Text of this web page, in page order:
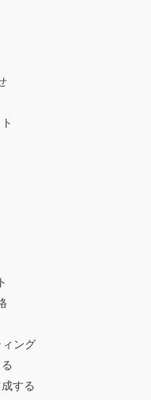
ング
する